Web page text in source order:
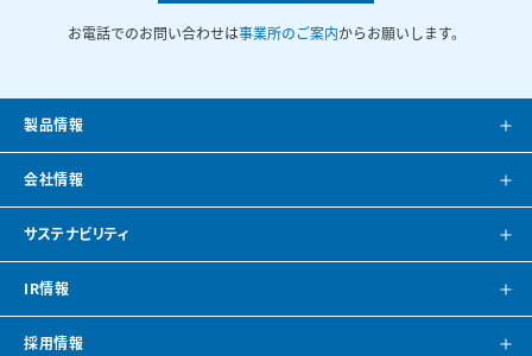
お電話でのお問い合わせは事業所のご案内からお願いします。
製品情報
製品案内
システム提案
CAD・BIMデータ
会社情報
会社案内
会社概要
サステナビリティ
方針・トップメッセージ
環境
IR情報
IRニュース
採用情報